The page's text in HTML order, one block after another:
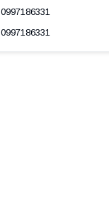
0997186331
0997186331